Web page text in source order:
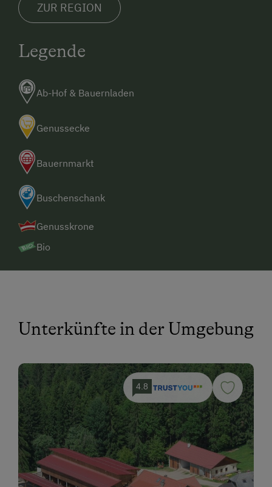
ZUR REGION
Legende
Ab-Hof & Bauernladen
Genussecke
Bauernmarkt
Buschenschank
Genusskrone
Bio
Unterkünfte in der Umgebung
4.8